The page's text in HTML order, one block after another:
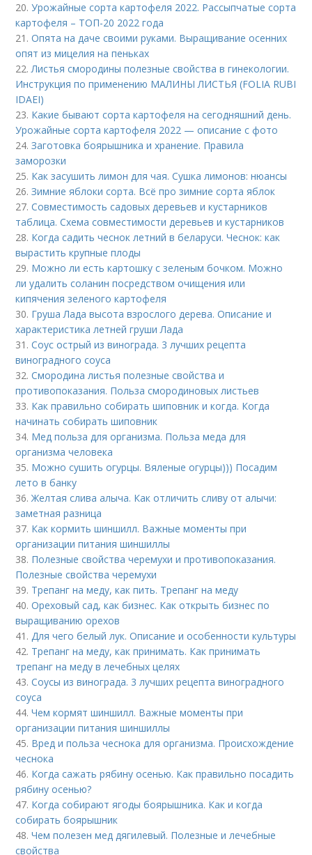
20.Урожайные сорта картофеля 2022. Рассыпчатые сорта
картофеля – ТОП-20 2022 года
21.Опята на даче своими руками. Выращивание осенних
опят из мицелия на пеньках
22.Листья смородины полезные свойства в гинекологии.
Инструкция по применению МАЛИНЫ ЛИСТЬЯ (FOLIA RUBI
IDAEI)
23. Какие бывают сорта картофеля на сегодняшний день.
Урожайные сорта картофеля 2022 — описание с фото
24.Заготовка боярышника и хранение. Правила
заморозки
25. Как засушить лимон для чая. Сушка лимонов: нюансы
26.Зимние яблоки сорта. Всё про зимние сорта яблок
27.Совместимость садовых деревьев и кустарников
таблица. Схема совместимости деревьев и кустарников
28. Когда садить чеснок летний в беларуси. Чеснок: как
вырастить крупные плоды
29. Можно ли есть картошку с зеленым бочком. Можно
ли удалить соланин посредством очищения или
кипячения зеленого картофеля
30. Груша Лада высота взрослого дерева. Описание и
характеристика летней груши Лада
31.Соус острый из винограда. 3 лучших рецепта
виноградного соуса
32.Смородина листья полезные свойства и
противопоказания. Польза смородиновых листьев
33. Как правильно собирать шиповник и когда. Когда
начинать собирать шиповник
34. Мед польза для организма. Польза меда для
организма человека
35. Можно сушить огурцы. Вяленые огурцы))) Посадим
лето в банку
36.Желтая слива алыча. Как отличить сливу от алычи:
заметная разница
37. Как кормить шиншилл. Важные моменты при
организации питания шиншиллы
38. Полезные свойства черемухи и противопоказания.
Полезные свойства черемухи
39. Трепанг на меду, как пить. Трепанг на меду
40.Ореховый сад, как бизнес. Как открыть бизнес по
выращиванию орехов
41.Для чего белый лук. Описание и особенности культуры
42. Трепанг на меду, как принимать. Как принимать
трепанг на меду в лечебных целях
43.Соусы из винограда. 3 лучших рецепта виноградного
соуса
44.Чем кормят шиншилл. Важные моменты при
организации питания шиншиллы
45. Вред и польза чеснока для организма. Происхождение
чеснока
46. Когда сажать рябину осенью. Как правильно посадить
рябину осенью?
47. Когда собирают ягоды боярышника. Как и когда
собирать боярышник
48.Чем полезен мед дягилевый. Полезные и лечебные
свойства